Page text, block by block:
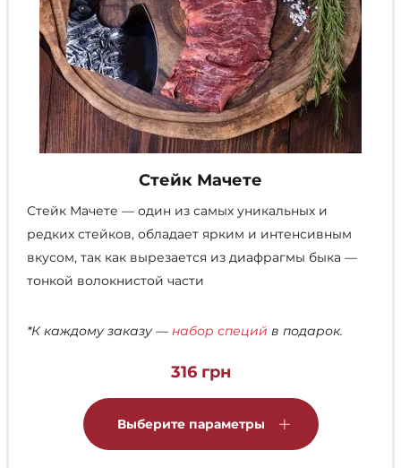
Стейк Мачете
Стейк Мачете — один из самых уникальных и
редких стейков, обладает ярким и интенсивным
вкусом, так как вырезается из диафрагмы быка —
тонкой волокнистой части
*К каждому заказу — набор специй в подарок.
316 грн
Выберите параметры
товар